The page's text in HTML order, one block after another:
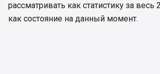
рассматривать как статистику за весь
как состояние на данный момент.